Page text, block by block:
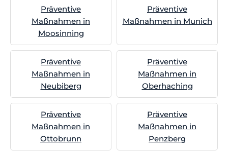
Präventive
Maßnahmen in
Moosinning
Präventive
Maßnahmen in Munich
Präventive
Maßnahmen in
Neubiberg
Präventive
Maßnahmen in
Oberhaching
Präventive
Maßnahmen in
Ottobrunn
Präventive
Maßnahmen in
Penzberg